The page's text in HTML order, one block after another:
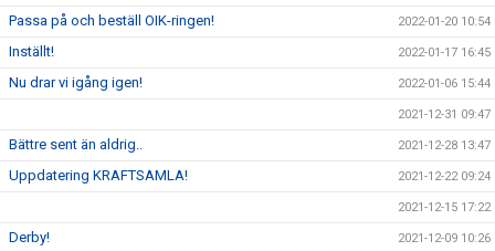
Passa på och beställ OIK-ringen! 2022-01-20 10:54
Inställt! 2022-01-17 16:45
Nu drar vi igång igen! 2022-01-06 15:44
2021-12-31 09:47
Bättre sent än aldrig.. 2021-12-28 13:47
Uppdatering KRAFTSAMLA! 2021-12-22 09:24
2021-12-15 17:22
Derby! 2021-12-09 10:26